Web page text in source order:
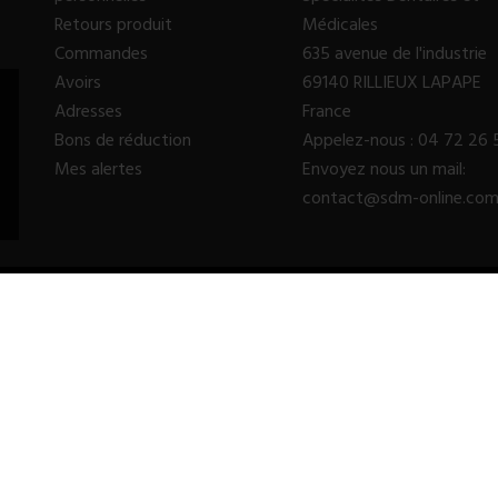
Retours produit
Commandes
Avoirs
Adresses
Bons de réduction
Mes alertes
Médicales
635 avenue de l'industrie
69140 RILLIEUX LAPAPE
France
Appelez-nous : 04 72 26
Envoyez nous un mail:
contact@sdm-online.com